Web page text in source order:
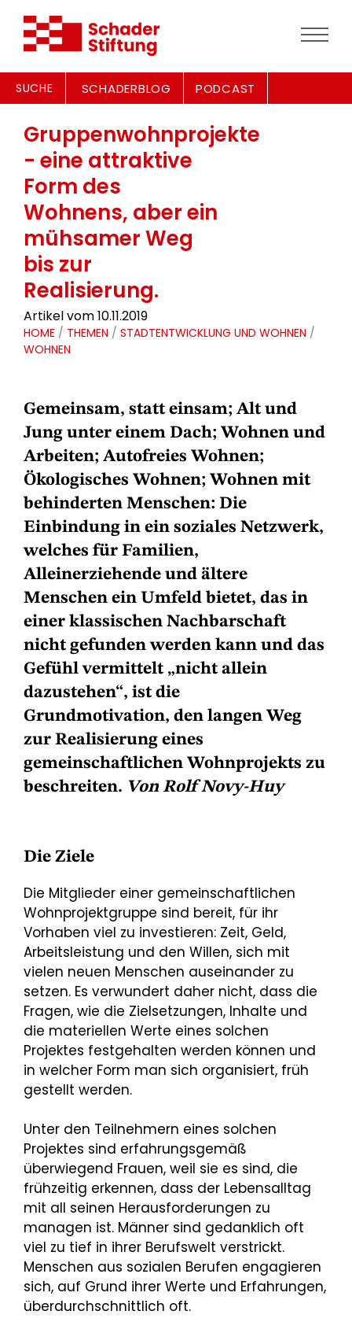
SUCHE SCHADERBLOG PODCAST
Gruppenwohnprojekte
- eine attraktive
Form des
Wohnens, aber ein
mühsamer Weg
bis zur
Realisierung.
Artikel vom 10.11.2019
HOME / THEMEN / STADTENTWICKLUNG UND WOHNEN /
WOHNEN
Gemeinsam, statt einsam; Alt und
Jung unter einem Dach; Wohnen und
Arbeiten; Autofreies Wohnen;
Ökologisches Wohnen; Wohnen mit
behinderten Menschen: Die
Einbindung in ein soziales Netzwerk,
welches für Familien,
Alleinerziehende und ältere
Menschen ein Umfeld bietet, das in
einer klassischen Nachbarschaft
nicht gefunden werden kann und das
Gefühl vermittelt „nicht allein
dazustehen“, ist die
Grundmotivation, den langen Weg
zur Realisierung eines
gemeinschaftlichen Wohnprojekts zu
beschreiten. Von Rolf Novy-Huy
Die Ziele
Die Mitglieder einer gemeinschaftlichen
Wohnprojektgruppe sind bereit, für ihr
Vorhaben viel zu investieren: Zeit, Geld,
Arbeitsleistung und den Willen, sich mit
vielen neuen Menschen auseinander zu
setzen. Es verwundert daher nicht, dass die
Fragen, wie die Zielsetzungen, Inhalte und
die materiellen Werte eines solchen
Projektes festgehalten werden können und
in welcher Form man sich organisiert, früh
gestellt werden.
Unter den Teilnehmern eines solchen
Projektes sind erfahrungsgemäß
überwiegend Frauen, weil sie es sind, die
frühzeitig erkennen, dass der Lebensalltag
mit all seinen Herausforderungen zu
managen ist. Männer sind gedanklich oft
viel zu tief in ihrer Berufswelt verstrickt.
Menschen aus sozialen Berufen engagieren
sich, auf Grund ihrer Werte und Erfahrungen,
überdurchschnittlich oft.